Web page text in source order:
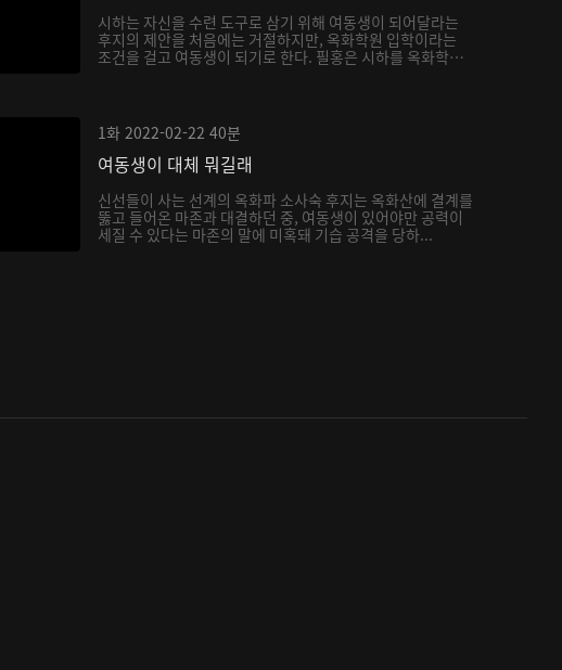
시하는 자신을 수련 도구로 삼기 위해 여동생이 되어달라는
후지의 제안을 처음에는 거절하지만, 옥화학원 입학이라는
조건을 걸고 여동생이 되기로 한다. 필홍은 시하를 옥화학
1화 2022-02-22 40분
여동생이 대체 뭐길래
신선들이 사는 선계의 옥화파 소사숙 후지는 옥화산에 결계를
뚫고 들어온 마존과 대결하던 중, 여동생이 있어야만 공력이
세질 수 있다는 마존의 말에 미혹돼 기습 공격을 당하...